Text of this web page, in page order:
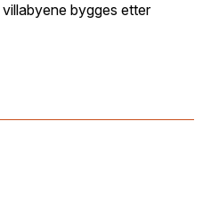
bygges etter